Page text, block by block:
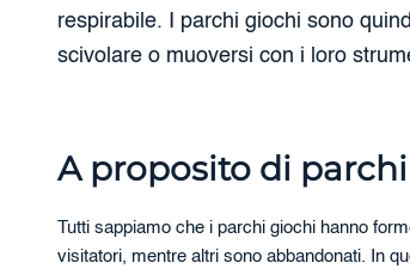
respirabile. I parchi giochi sono
scivolare o muoversi con i loro
A proposito di
Tutti sappiamo che i parchi giochi hanno
visitatori, mentre altri sono abbandonati. In